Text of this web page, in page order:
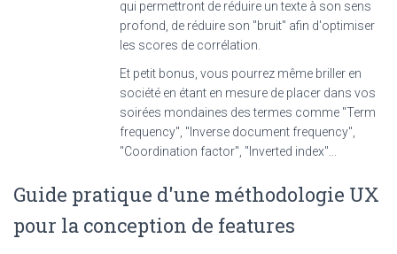
qui permettront de réduire un texte à son sens
profond, de réduire son "bruit" afin d'optimiser
les scores de corrélation.
Et petit bonus, vous pourrez même briller en
société en étant en mesure de placer dans vos
soirées mondaines des termes comme "Term
frequency", "Inverse document frequency",
"Coordination factor", "Inverted index"...
Guide pratique d'une méthodologie UX
pour la conception de features